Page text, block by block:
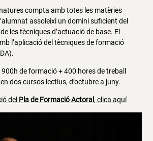
compta amb totes les matèries
assoleixi un domini suficient del
les tècniques d’actuació de base. El
l’aplicació del tècniques de formació
de formació + 400 hores de treball
dos cursos lectius, d’octubre a juny.
del Pla de Formació Actoral , clica aquí